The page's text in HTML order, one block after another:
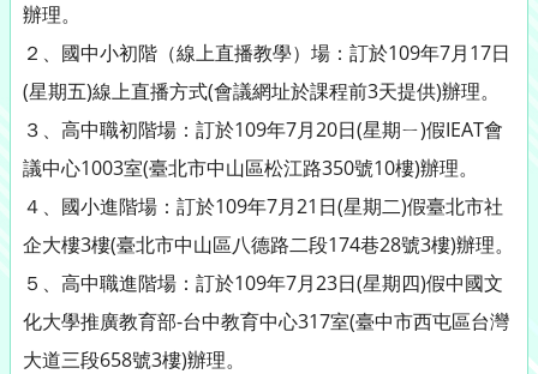
辦理。
２、國中小初階（線上直播教學）場：訂於109年7月17日
(星期五)線上直播方式(會議網址於課程前3天提供)辦理。
３、高中職初階場：訂於109年7月20日(星期ㄧ)假IEAT會
議中心1003室(臺北市中山區松江路350號10樓)辦理。
４、國小進階場：訂於109年7月21日(星期二)假臺北市社
企大樓3樓(臺北市中山區八德路二段174巷28號3樓)辦理。
５、高中職進階場：訂於109年7月23日(星期四)假中國文
化大學推廣教育部-台中教育中心317室(臺中市西屯區台灣
大道三段658號3樓)辦理。